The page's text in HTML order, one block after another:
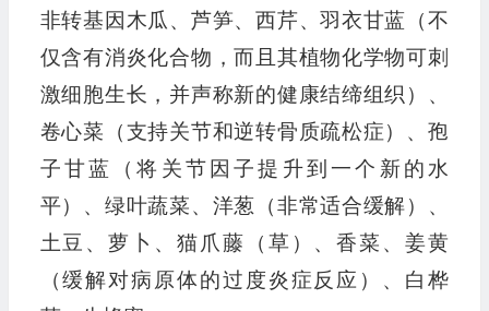
非转基因木瓜、芦笋、西芹、羽衣甘蓝（不
仅含有消炎化合物，而且其植物化学物可刺
激细胞生长，并声称新的健康结缔组织）、
卷心菜（支持关节和逆转骨质疏松症）、孢
子甘蓝（将关节因子提升到一个新的水
平）、绿叶蔬菜、洋葱（非常适合缓解）、
土豆、萝卜、猫爪藤（草）、香菜、姜黄
（缓解对病原体的过度炎症反应）、白桦